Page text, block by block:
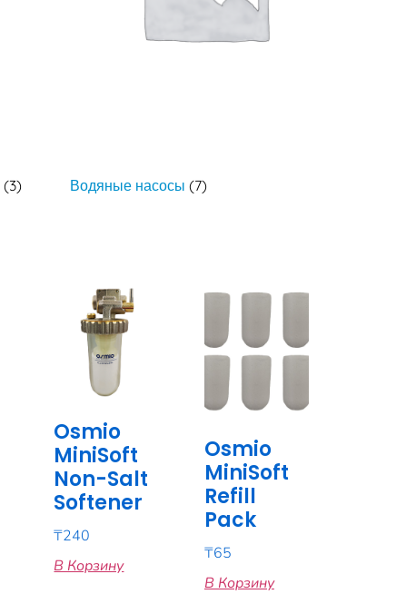
(3) Водяные насосы (7)
Osmio
MiniSoft
Non-Salt
Softener
₸240
В Корзину
Osmio
MiniSoft
Refill
Pack
₸65
В Корзину